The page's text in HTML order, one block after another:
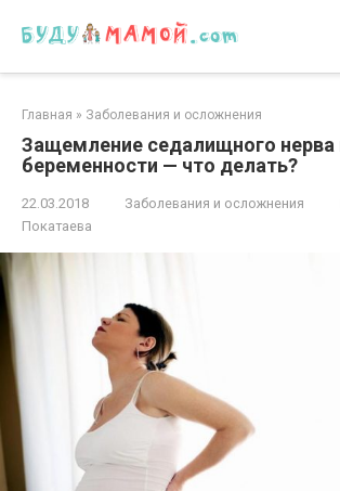
Главная » Заболевания и осложнения
Защемление седалищного нерва
беременности — что делать?
22.03.2018 Заболевания и осложнения
Покатаева